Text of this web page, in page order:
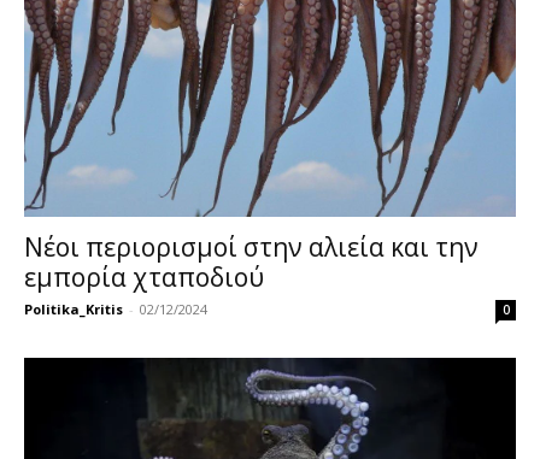
Νέοι περιορισμοί στην αλιεία και την
εμπορία χταποδιού
Politika_Kritis - 02/12/2024 0